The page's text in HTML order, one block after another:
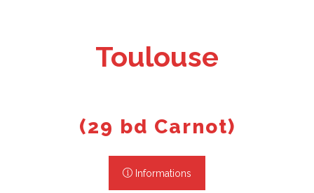
Toulouse
(29 bd Carnot)
Informations